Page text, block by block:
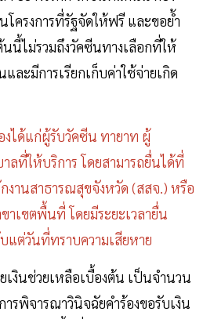
ครงการที่รัฐจัดให้ฟรี และขอย้ำ
นนี้ไม่รวมถึงวัคซีนทางเลือกที่ให้
ละมีการเรียกเก็บค่าใช้จ่ายเกิด
ได้แก่ผู้รับวัคซีน ทายาท ผู้
ลที่ให้บริการ โดยสามารถยื่นได้ที่
งานสาธารณสุขจังหวัด (สสจ.) หรือ
าเขตพื้นที่ โดยมีระยะเวลายื่น
แต่วันที่ทราบความเสียหาย
เงินช่วยเหลือเบื้องต้น เป็นจำนวน
รพิจารณาวินิจฉัยคำร้องขอรับเงิน